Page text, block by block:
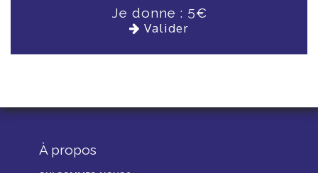
Je donne : 5€
Valider
À propos